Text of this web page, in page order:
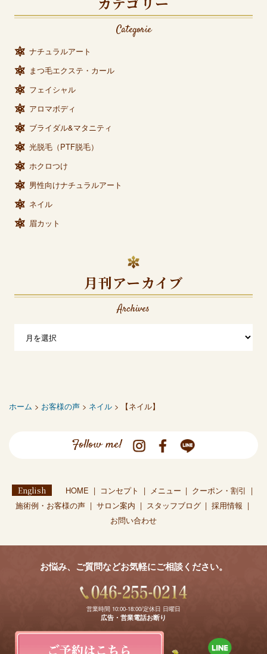
Categorie
ナチュラルアート
まつ毛エクステ・カール
フェイシャル
アロマボディ
ブライダル&マタニティ
光脱毛（PTF脱毛）
ホクロつけ
男性向けナチュラルアート
ネイル
眉カット
月刊アーカイブ
Archives
ホーム > お客様の声 > ネイル > 【ネイル】
Follow me!
English HOME コンセプト メニュー
クーポン・割引
施術例・お客様の声
サロン案内 スタッフブログ
採用情報
お問い合わせ
お悩み、ご質問などお気軽にご相談ください。
営業時間 10:00-18:00/定休日 日曜日
広告・営業電話お断り